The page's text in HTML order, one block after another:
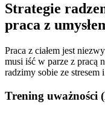
Strategie
praca z
Praca z ciałem jest
musi iść w parze z pracą
radzimy sobie ze stresem
Trening uważności